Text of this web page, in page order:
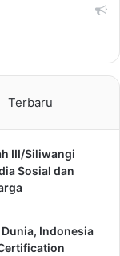
Terbaru
III/Siliwangi
Sosial dan
Indonesia